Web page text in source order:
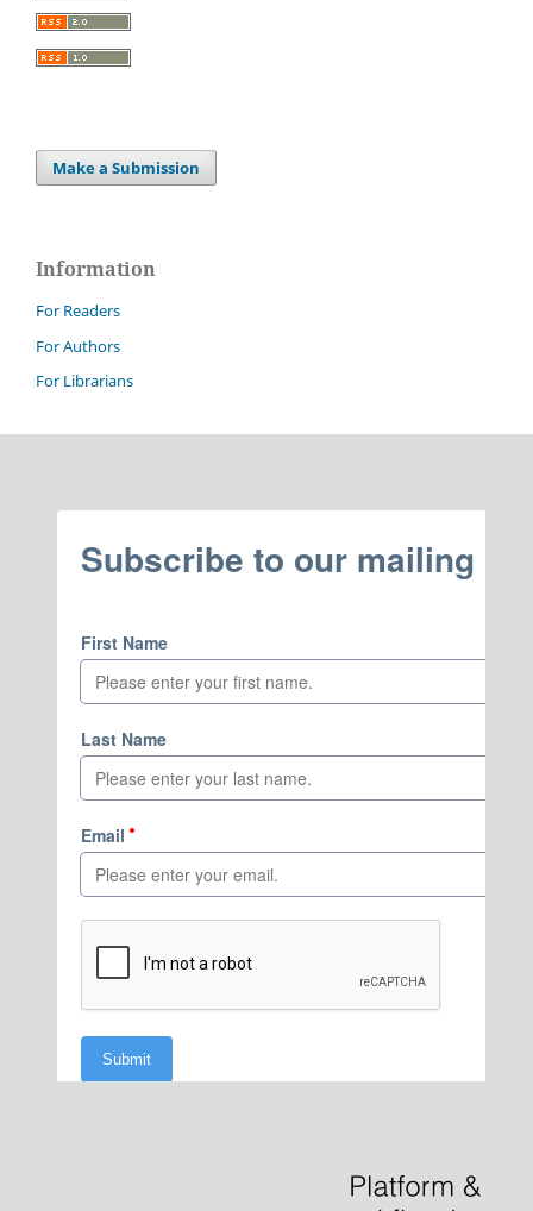
Make a Submission
Information
For Readers
For Authors
For Librarians